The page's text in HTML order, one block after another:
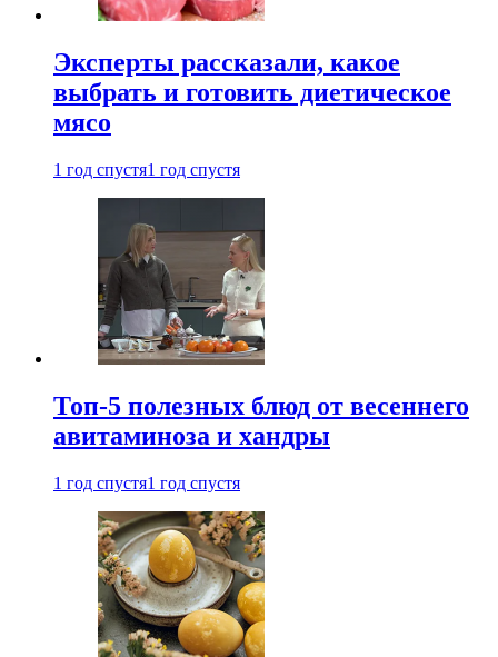
Эксперты рассказали, какое
выбрать и готовить диетическое
мясо
1 год спустя1 год спустя
Топ-5 полезных блюд от весеннего
авитаминоза и хандры
1 год спустя1 год спустя